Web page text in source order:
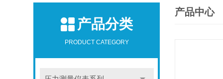
产品分类
PRODUCT CATEGORY
产品中心